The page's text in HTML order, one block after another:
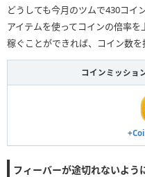
どうしても今月のツムで430コイ
アイテムを使ってコインの倍率
稼ぐことができれば、コイン数を
コインミッショ
フィーバーが途切れないよう